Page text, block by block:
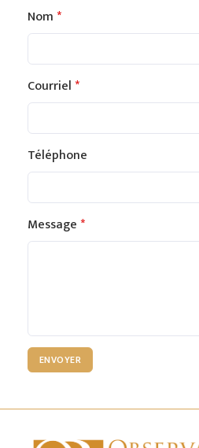
blank
Nom
Courriel
Téléphone
Message
ENVOYER